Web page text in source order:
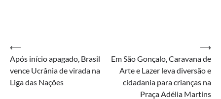
Navegação
de
Post
⟵
Após início apagado, Brasil
vence Ucrânia de virada na
Liga das Nações
Em São Gonçalo, Caravana de
Arte e Lazer leva diversão e
cidadania para crianças na
Praça Adélia Martins
⟶